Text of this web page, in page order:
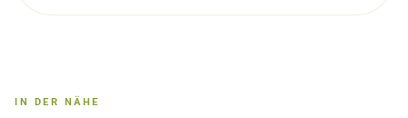
IN DER NÄHE